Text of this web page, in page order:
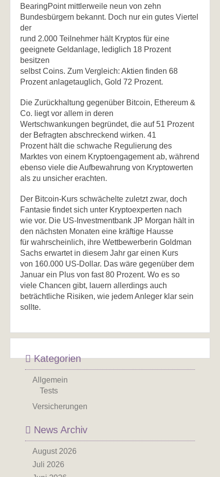
BearingPoint mittlerweile neun von zehn
Bundesbürgern bekannt. Doch nur ein gutes Viertel
der
rund 2.000 Teilnehmer hält Kryptos für eine
geeignete Geldanlage, lediglich 18 Prozent
besitzen
selbst Coins. Zum Vergleich: Aktien finden 68
Prozent anlagetauglich, Gold 72 Prozent.
Die Zurückhaltung gegenüber Bitcoin, Ethereum &
Co. liegt vor allem in deren
Wertschwankungen begründet, die auf 51 Prozent
der Befragten abschreckend wirken. 41
Prozent hält die schwache Regulierung des
Marktes von einem Kryptoengagement ab, während
ebenso viele die Aufbewahrung von Kryptowerten
als zu unsicher erachten.
Der Bitcoin-Kurs schwächelte zuletzt zwar, doch
Fantasie findet sich unter Kryptoexperten nach
wie vor. Die US-Investmentbank JP Morgan hält in
den nächsten Monaten eine kräftige Hausse
für wahrscheinlich, ihre Wettbewerberin Goldman
Sachs erwartet in diesem Jahr gar einen Kurs
von 160.000 US-Dollar. Das wäre gegenüber dem
Januar ein Plus von fast 80 Prozent. Wo es so
viele Chancen gibt, lauern allerdings auch
beträchtliche Risiken, wie jedem Anleger klar sein
sollte.
Kategorien
Allgemein
Tests
Versicherungen
News Archiv
August 2026
Juli 2026